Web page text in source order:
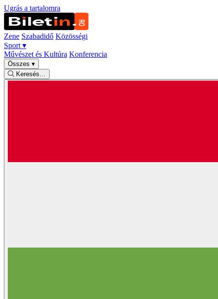
Ugrás a tartalomra
Zene Szabadidő Közösségi
Sport ▾
Művészet és Kultúra Konferencia
Összes ▾
Keresés…